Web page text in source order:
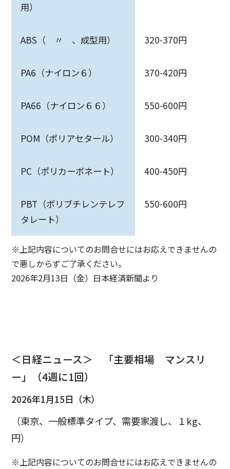
用）
ABS（ 〃 、成型用） 320-370円
PA6（ナイロン６） 370-420円
PA66（ナイロン６６） 550-600円
POM（ポリアセタール） 300-340円
PC（ポリカーボネート） 400-450円
PBT（ポリブチレンテレフ
タレート）
550-600円
※上記内容についてのお問合せにはお応えできませんの
で悪しからずご了承ください。
2026年2月13日（金）日本経済新聞より
＜日経ニュース＞ 「主要相場 マンスリ
ー」（4週に1回）
2026年1月15日（木）
（東京、一般標準タイプ、需要家渡し、１kg、
円）
※上記内容についてのお問合せにはお応えできませんの